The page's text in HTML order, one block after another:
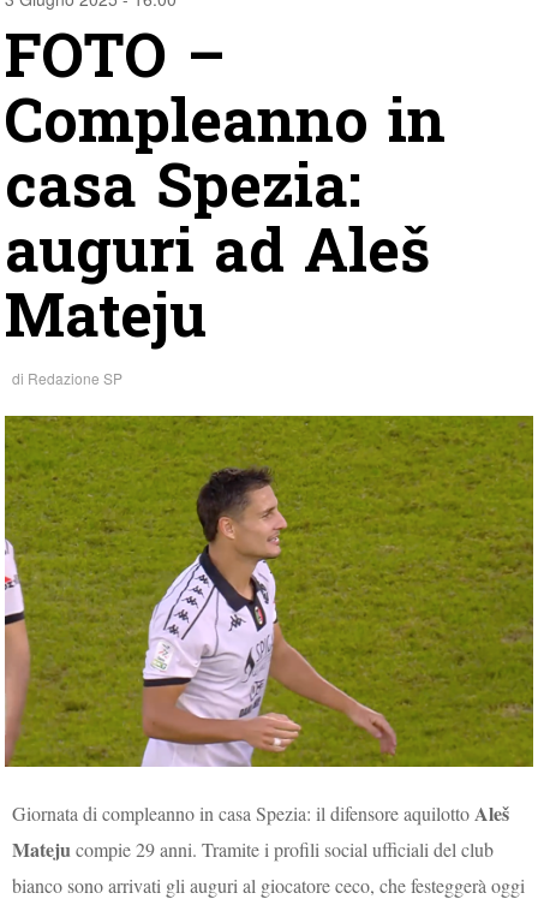
FOTO –
Compleanno in
casa Spezia:
auguri ad Aleš
Mateju
di Redazione SP
Giornata di compleanno in casa Spezia: il difensore aquilotto Aleš
Matejucompie 29 anni. Tramite i profili social ufficiali del club
bianco sono arrivati gli auguri al giocatore ceco, che festeggerà oggi